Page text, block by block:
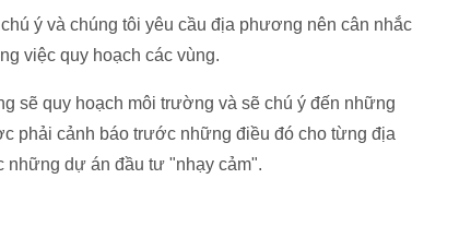
ý và chúng tôi yêu cầu địa phương nên cân nhắc
việc quy hoạch các vùng.
sẽ quy hoạch môi trường và sẽ chú ý đến những
phải cảnh báo trước những điều đó cho từng địa
dự án đầu tư "nhạy cảm".